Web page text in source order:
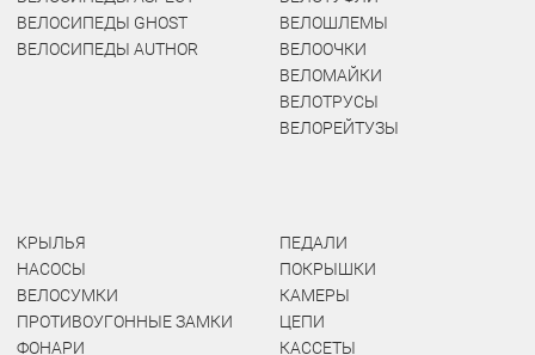
ВЕЛОСИПЕДЫ GHOST
ВЕЛОСИПЕДЫ AUTHOR
ВЕЛОШЛЕМЫ
ВЕЛООЧКИ
ВЕЛОМАЙКИ
ВЕЛОТРУСЫ
ВЕЛОРЕЙТУЗЫ
КРЫЛЬЯ
НАСОСЫ
ВЕЛОСУМКИ
ПРОТИВОУГОННЫЕ ЗАМКИ
ФОНАРИ
ПЕДАЛИ
ПОКРЫШКИ
КАМЕРЫ
ЦЕПИ
КАССЕТЫ